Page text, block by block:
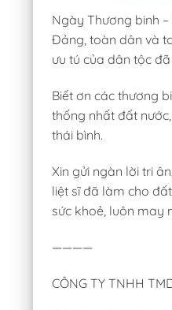
Ngày Thương binh
Đảng, toàn dân và
ưu tú của dân tộc
Biết ơn các thương
thống nhất đất
thái bình.
Xin gửi ngàn lời tri
liệt sĩ đã làm cho
sức khoẻ, luôn may
————
CÔNG TY TNHH